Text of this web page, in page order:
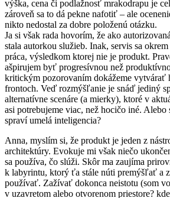
výška, cena či podlažnosť mrakodrapu je
zároveň sa to dá pekne nafotiť – ale
nikto nedostal za dobre položenú otázku.
Ja si však rada hovorím, že ako
stala autorkou služieb. Inak, servis sa
práca, výsledkom ktorej nie je produkt.
ašpirujem byť progresívnou než
kritickým pozorovaním dokážeme vytvárať
frontoch. Veď rozmýšľanie je snáď jediný
alternatívne scenáre (a mierky), ktoré v
asi potrebujeme viac, než hocičo iné. Alebo
spraví umelá inteligencia?
Anna, myslím si, že produkt je jeden z
architektúry. Evokuje mi však niečo
sa používa, čo slúži. Skôr ma zaujíma
k labyrintu, ktorý ťa stále núti premýšľať a
používať. Zažívať dokonca neistotu (som
v uzavretom alebo otvorenom priestore?